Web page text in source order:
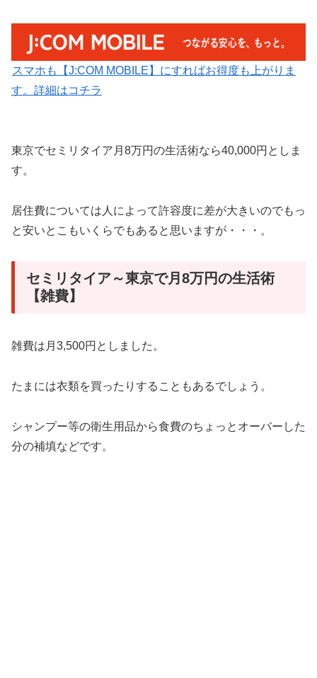
スマホも【J:COM MOBILE】にすればお得度も上がりま
す。詳細はコチラ
東京でセミリタイア月8万円の生活術なら40,000円としま
す。
居住費については人によって許容度に差が大きいのでもっ
と安いとこもいくらでもあると思いますが・・・。
セミリタイア～東京で月8万円の生活術
【雑費】
雑費は月3,500円としました。
たまには衣類を買ったりすることもあるでしょう。
シャンプー等の衛生用品から食費のちょっとオーバーした
分の補填などです。